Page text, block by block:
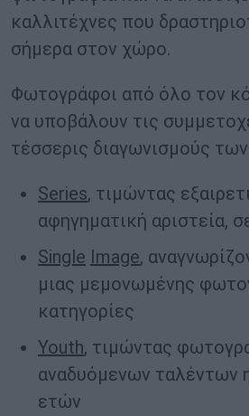
καλλιτέχνες που
σήμερα στον χώρο.
Φωτογράφοι από όλο τον
να υποβάλουν τις
τέσσερις διαγωνισμούς
Series, τιμώντας
αφηγηματική αριστεία,
Single Image,
μιας μεμονωμένης
κατηγορίες
Youth, τιμώντας
αναδυόμενων ταλέντων
ετών